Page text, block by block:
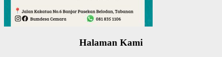
Halaman Kami